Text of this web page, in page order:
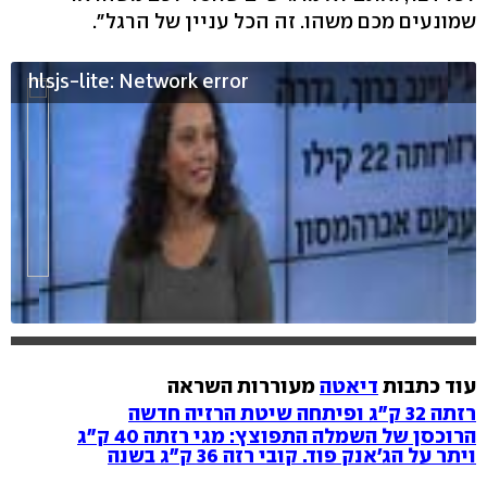
שמונעים מכם משהו. זה הכל עניין של הרגל".
hlsjs-lite: Network error
עוד כתבות דיאטהמעוררות השראה
רזתה 32 ק"ג ופיתחה שיטת הרזיה חדשה
הרוכסן של השמלה התפוצץ: מגי רזתה 40 ק"ג
ויתר על הג'אנק פוד. קובי רזה 36 ק"ג בשנה